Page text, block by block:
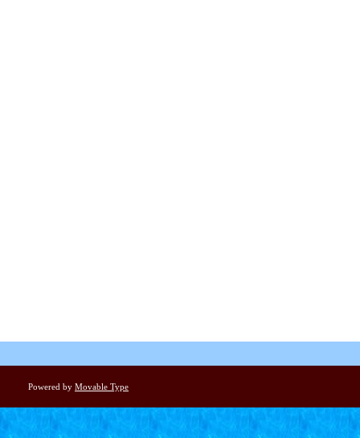
Powered by Movable Type